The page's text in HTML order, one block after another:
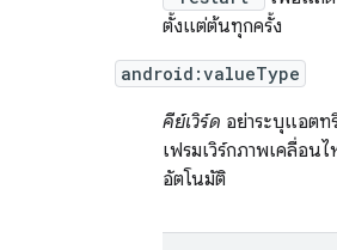
ตั้งแต่ต้นทุกครั้ง
android:valueType
คีย์เวิร์ด อย่าระบุแอตท
เฟรมเวิร์กภาพเคลื่อนไ
อัตโนมัติ